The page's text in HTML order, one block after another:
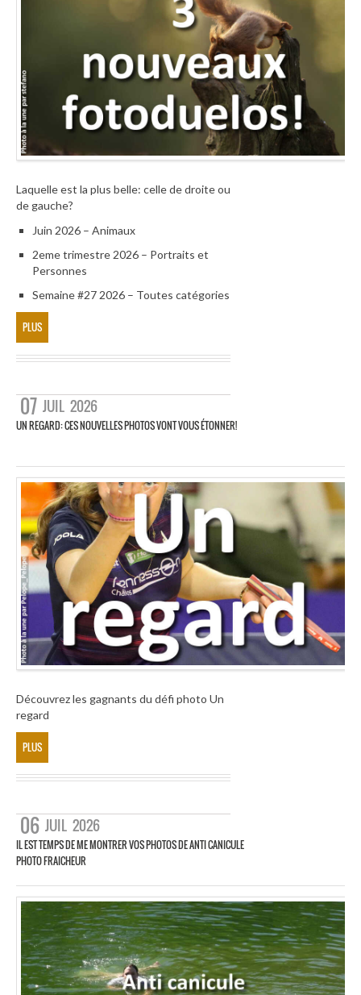
Laquelle est la plus belle: celle de droite ou
de gauche?
Juin 2026 – Animaux
2eme trimestre 2026 – Portraits et
Personnes
Semaine #27 2026 – Toutes catégories
PLUS
07 JUIL 2026
UN REGARD: CES NOUVELLES PHOTOS VONT VOUS ÉTONNER!
Découvrez les gagnants du défi photo Un
regard
PLUS
06 JUIL 2026
IL EST TEMPS DE ME MONTRER VOS PHOTOS DE ANTI CANICULE
PHOTO FRAICHEUR